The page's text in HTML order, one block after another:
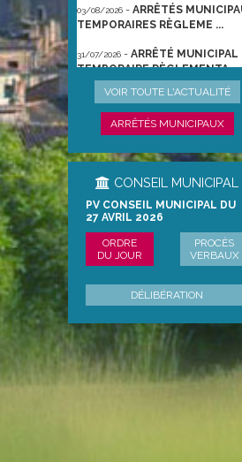
TEMPORAIRES RÈGLEME ...
TEMPORAIRE RÈGLEMENTA ...
22/06/2026-ARRÊTÉ
PRÉFECTORAL DU 21/06/2026
TEMPO ...
VOIR TOUTE L'ACTUALITÉ
ARRÊTÉS MUNICIPAUX
CONSEIL MUNICIPAL
PV CONSEIL MUNICIPAL DU
27 AVRIL 2026
ORDRE
DU JOUR
PROCÈS
VERBAUX
DÉLIBÉRATION